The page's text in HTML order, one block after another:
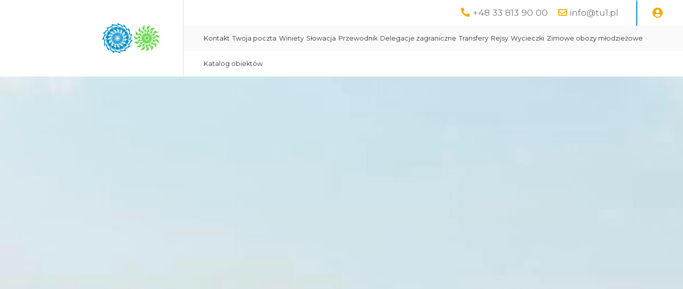
+48 33 813 90 00 info@tu1.pl
Kontakt Twoja poczta Winiety Słowacja Przewodnik Delegacje zagraniczne Transfery Rejsy Wycieczki Zimowe obozy młodzieżowe
Katalog obiektów